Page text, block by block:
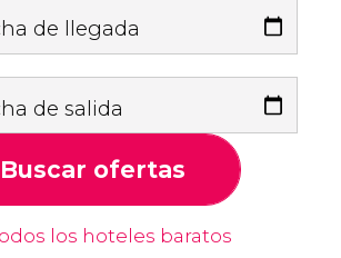
de llegada
de salida
Buscar ofertas
los hoteles baratos